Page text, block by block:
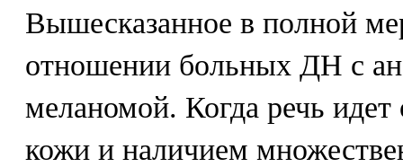
Вышесказанное в полной
отношении больных ДН с
меланомой. Когда речь
кожи и наличием